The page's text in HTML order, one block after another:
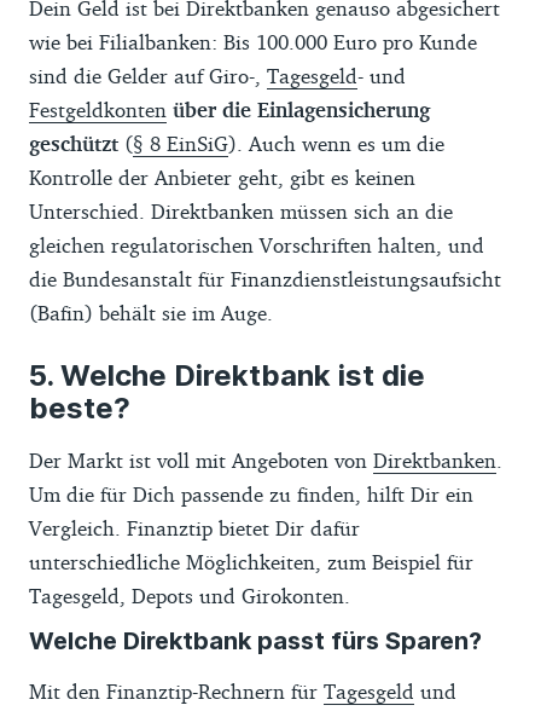
Dein Geld ist bei Direktbanken genauso abgesichert
wie bei Filialbanken: Bis 100.000 Euro pro Kunde
sind die Gelder auf Giro-, Tagesgeld- und
Festgeldkonten über die Einlagensicherung
geschützt (§ 8 EinSiG). Auch wenn es um die
Kontrolle der Anbieter geht, gibt es keinen
Unterschied. Direktbanken müssen sich an die
gleichen regulatorischen Vorschriften halten, und
die Bundesanstalt für Finanzdienstleistungsaufsicht
(Bafin) behält sie im Auge.
Welche Direktbank ist die
beste?
Der Markt ist voll mit Angeboten von Direktbanken
Um die für Dich passende zu finden, hilft Dir ein
Vergleich. Finanztip bietet Dir dafür
unterschiedliche Möglichkeiten, zum Beispiel für
Tagesgeld, Depots und Girokonten.
Welche Direktbank passt fürs Sparen?
Mit den Finanztip-Rechnern für Tagesgeld und